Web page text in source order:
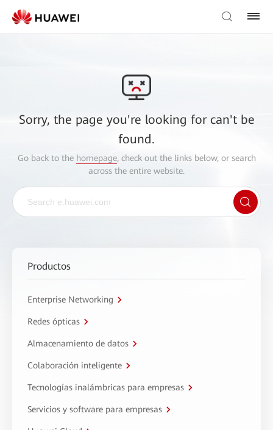
Sorry, the page you're looking for can't be
found.
Go back to the homepage, check out the links below, or search
across the entire website.
Productos
Enterprise Networking
Redes ópticas
Almacenamiento de datos
Colaboración inteligente
Tecnologías inalámbricas para empresas
Servicios y software para empresas